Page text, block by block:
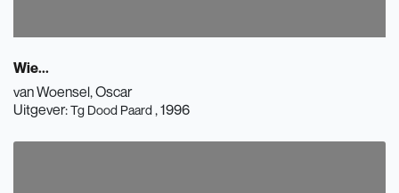
Wie...
van Woensel, Oscar
Uitgever:Tg Dood Paard , 1996